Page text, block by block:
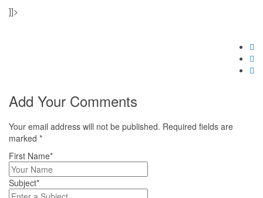
]]>
Add Your Comments
Your email address will not be published. Required fields are
marked *
First Name*
Subject*